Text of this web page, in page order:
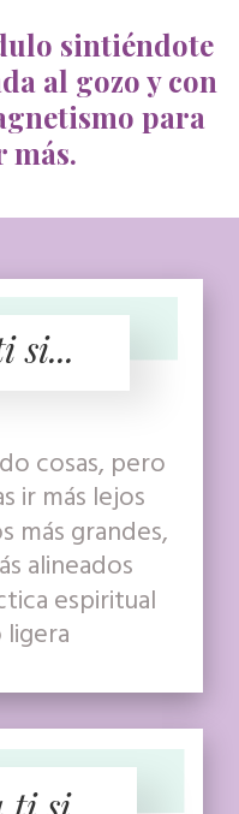
sintiéndote
al gozo y con
para
más.
si...
cosas, pero
ir más lejos
más grandes,
alineados
espiritual